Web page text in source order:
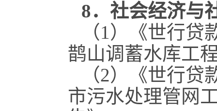
8．社会经济与
（1）《世行
鹊山调蓄水库工
（2）《世行
市污水处理管网